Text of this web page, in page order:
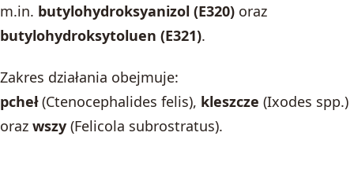
m.in. butylohydroksyanizol (E320) oraz
butylohydroksytoluen (E321).
Zakres działania obejmuje:
pcheł(Ctenocephalides felis), kleszcze (Ixodes spp.)
oraz wszy (Felicola subrostratus).